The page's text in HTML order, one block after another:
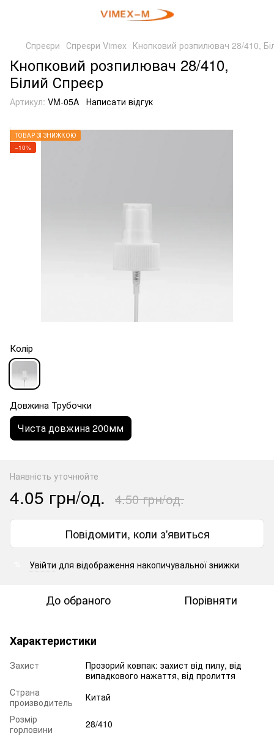
Спреєри Спреєри Vimex Кнопковий розпилювач 28/410,
Кнопковий розпилювач 28/410,
Білий Спреєр
Артикул: VM-05A Написати відгук
ТОВАР ЗІ ЗНИЖКОЮ
−10%
Колір
Довжина Трубочки
Чиста довжина 200мм
Наявність уточнюйте
4.05 грн/од. 4.50 грн/од.
Повідомити, коли з'явиться
Увійти для відображення накопичувальної знижки
До обраного Порівняти
Характеристики
Захист
Прозорий ковпак: захист від пилу, від
випадкового нажаття, від пролиття
Страна
производитель
Китай
Розмір
горловини
28/410